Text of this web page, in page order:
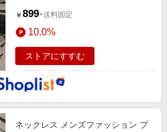
￥ 899+送料固定
10.0%
ストアにすすむ
ネックレス メンズファッション プ